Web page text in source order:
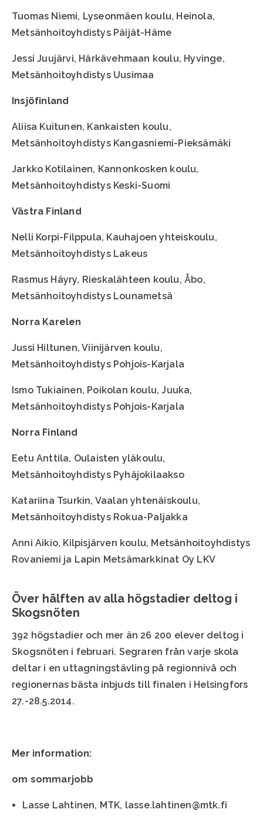
Tuomas Niemi, Lyseonmäen koulu, Heinola,
Metsänhoitoyhdistys Päijät-Häme
Jessi Juujärvi, Härkävehmaan koulu, Hyvinge,
Metsänhoitoyhdistys Uusimaa
Insjöfinland
Aliisa Kuitunen, Kankaisten koulu,
Metsänhoitoyhdistys Kangasniemi-Pieksämäki
Jarkko Kotilainen, Kannonkosken koulu,
Metsänhoitoyhdistys Keski-Suomi
Västra Finland
Nelli Korpi-Filppula, Kauhajoen yhteiskoulu,
Metsänhoitoyhdistys Lakeus
Rasmus Häyry, Rieskalähteen koulu, Åbo,
Metsänhoitoyhdistys Lounametsä
Norra Karelen
Jussi Hiltunen, Viinijärven koulu,
Metsänhoitoyhdistys Pohjois-Karjala
Ismo Tukiainen, Poikolan koulu, Juuka,
Metsänhoitoyhdistys Pohjois-Karjala
Norra Finland
Eetu Anttila, Oulaisten yläkoulu,
Metsänhoitoyhdistys Pyhäjokilaakso
Katariina Tsurkin, Vaalan yhtenäiskoulu,
Metsänhoitoyhdistys Rokua-Paljakka
Anni Aikio, Kilpisjärven koulu, Metsänhoitoyhdistys
Rovaniemi ja Lapin Metsämarkkinat Oy LKV
Över hälften av alla högstadier deltog i
Skogsnöten
392 högstadier och mer än 26 200 elever deltog i
Skogsnöten i februari. Segraren från varje skola
deltar i en uttagningstävling på regionnivå och
regionernas bästa inbjuds till finalen i Helsingfors
27.-28.5.2014.
Mer information:
om sommarjobb
Lasse Lahtinen, MTK, lasse.lahtinen@mtk.fi